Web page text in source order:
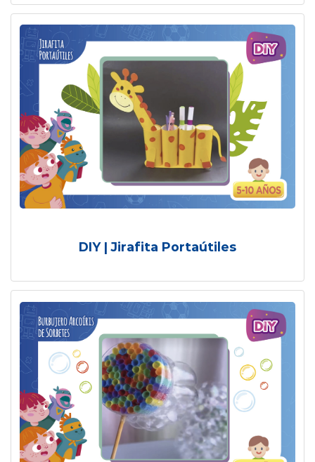
DIY | Jirafita Portaútiles